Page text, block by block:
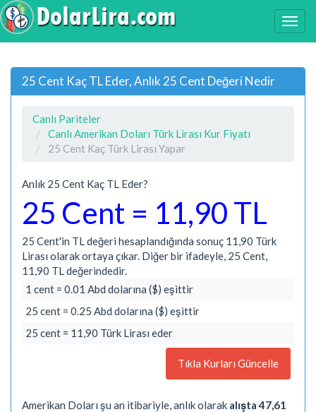
25 Cent Kaç TL Eder, Anlık 25 Cent Değeri Nedir
Canlı Pariteler
Canlı Amerikan Doları Türk Lirası Kur Fiyatı
25 Cent Kaç Türk Lirası Yapar
Anlık 25 Cent Kaç TL Eder?
25 Cent = 11,90 TL
25 Cent'in TL değeri hesaplandığında sonuç 11,90 Türk
Lirası olarak ortaya çıkar. Diğer bir ifadeyle, 25 Cent,
11,90 TL değerindedir.
1 cent = 0.01 Abd dolarına ($) eşittir
25 cent = 0.25 Abd dolarına ($) eşittir
25 cent = 11,90 Türk Lirası eder
Tıkla Kurları Güncelle
Amerikan Doları şu an itibariyle, anlık olarak alışta 47,61